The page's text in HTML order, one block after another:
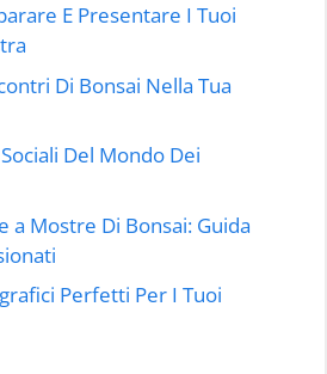
E Presentare I Tuoi
Di Bonsai Nella Tua
Del Mondo Dei
a Mostre Di Bonsai: Guida
Perfetti Per I Tuoi